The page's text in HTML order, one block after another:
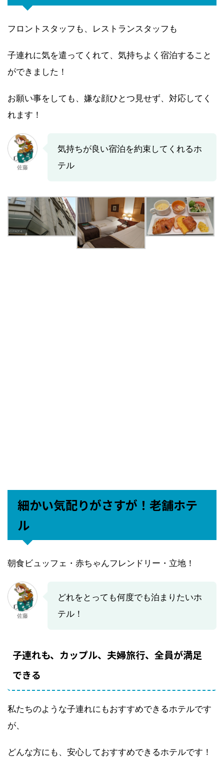
フロントスタッフも、レストランスタッフも
子連れに気を遣ってくれて、気持ちよく宿泊すること
ができました！
お願い事をしても、嫌な顔ひとつ見せず、対応してく
れます！
佐藤
気持ちが良い宿泊を約束してくれるホ
テル
細かい気配りがさすが！老舗ホテ
ル
朝食ビュッフェ・赤ちゃんフレンドリー・立地！
佐藤
どれをとっても何度でも泊まりたいホ
テル！
子連れも、カップル、夫婦旅行、全員が満足
できる
私たちのような子連れにもおすすめできるホテルです
が、
どんな方にも、安心しておすすめできるホテルです！